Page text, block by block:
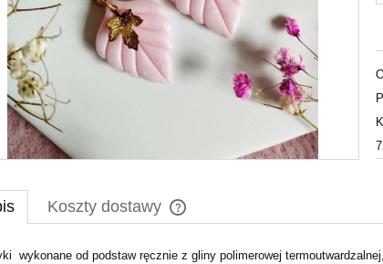
Koszty dostawy
Cena nie zawiera ewentualnych
wykonane od podstaw ręcznie z gliny polimerowej